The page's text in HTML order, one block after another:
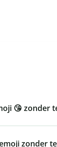
😘 zonder
zonder